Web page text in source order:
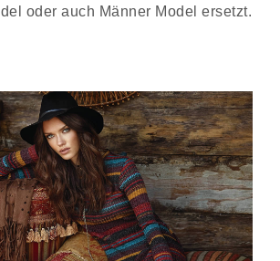
oder auch Männer Model ersetzt.